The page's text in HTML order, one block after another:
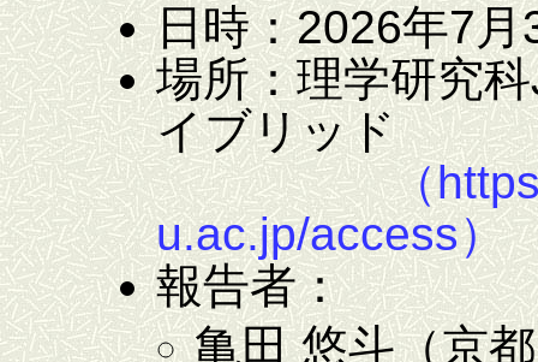
日時：2026年7
場所：理学研究
イブリッド
（
u.ac.jp/access）
報告者：
亀田 悠斗（京